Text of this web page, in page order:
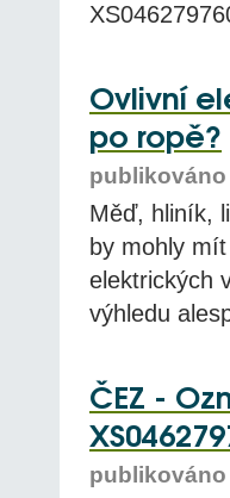
Ovlivní
po ropě?
publikováno
Měď, hliník,
by mohly
elektrických
výhledu
ČEZ -
publikováno